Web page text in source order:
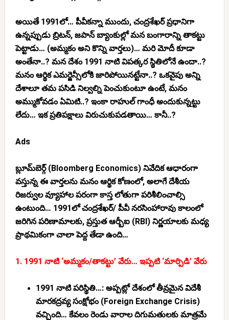
అయితే 1991లో… పీవీకన్నా ముందు, చంద్రశేఖర్ ప్రధానిగా
ఉన్నప్పుడు బ్రిటన్, జపాన్ బ్యాంకుల్లో మన బంగారాన్ని తాకట్టు
పెట్టాడు… (అమ్మకం అని కొన్ని వార్తలు)… మరి మోదీ కూడా
అంతేనా..? మన దేశం 1991 నాటి విపత్కర స్థితిలోనే ఉందా..?
మనం ఆర్థిక ఎమర్జెన్సీలోకి జారిపోయినట్టేనా..? ఒకవైపు అన్ని
దేశాలూ తమ పసిడి నిల్వల్ని పెంచుకుంటూ ఉంటే, మనం
అమ్ముకోవడం ఏమిటి..? ఇంకా రాహుల్ గాంధీ అందుకున్నట్టు
లేదు… ఇక ప్రతిపక్షాలు విరుచుకుపడతాయి… కానీ..?
Ads
బ్లూమ్‌బెర్గ్ (Bloomberg Economics) నివేదిక ఆధారంగా
వస్తున్న ఈ వార్తలను మనం ఆర్థిక కోణంలో, అలాగే దేశీయ
రిజర్వుల వ్యూహాల పరంగా కాస్త లోతుగా పరిశీలించాల్సి
ఉంటుంది… 1991లో చంద్రశేఖర్/ పీవీ నరసింహారావు కాలంలో
జరిగిన పరిణామాలకు, ప్రస్తుత ఆర్బీఐ (RBI) నిర్ణయాలకు మధ్య
ప్రాథమికంగా చాలా పెద్ద తేడా ఉంది…
1. 1991 నాటి ‘అమ్మకం/తాకట్టు’ వేరు… ఇప్పటి ‘మార్పిడి’ వేరు
1991 నాటి పరిస్థితి…:అప్పట్లో దేశంలో తీవ్రమైన విదేశీ
మారకద్రవ్య సంక్షోభం (Foreign Exchange Crisis)
వచ్చింది… కేవలం రెండు వారాల దిగుమతులకు మాత్రమే